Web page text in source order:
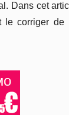
Dans cet
le corriger de